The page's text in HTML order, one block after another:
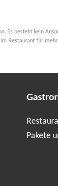
Es besteht kein
Restaurant für
Pakete